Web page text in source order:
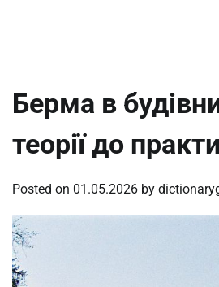
Берма в
теорії до
Posted on 01.05.2026 by